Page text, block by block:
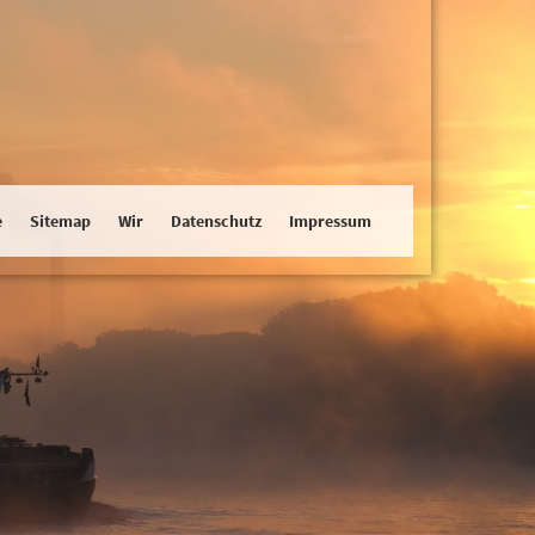
Sitemap Wir Datenschutz Impressum